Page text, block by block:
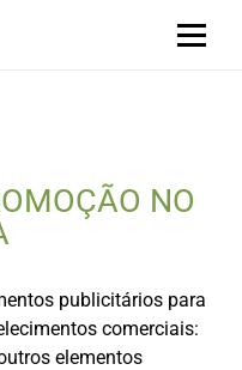
NO
publicitários para
comerciais:
elementos